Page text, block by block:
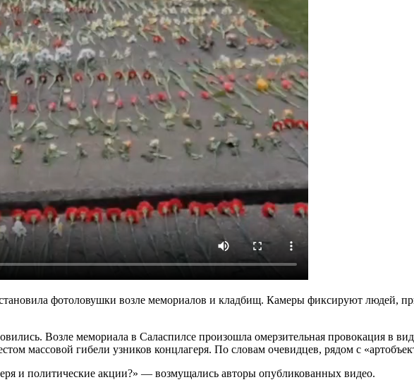
фотоловушки возле мемориалов и кладбищ. Камеры фиксируют людей,
Возле мемориала в Саласпилсе произошла омерзительная провокация в
массовой гибели узников концлагеря. По словам очевидцев, рядом с
и политические акции?» — возмущались авторы опубликованных видео.